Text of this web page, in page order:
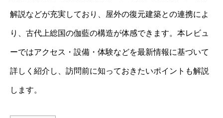
解説などが充実しており、屋外の復元建築との連携によ
り、古代上総国の伽藍の構造が体感できます。本レビュ
ーではアクセス・設備・体験などを最新情報に基づいて
詳しく紹介し、訪問前に知っておきたいポイントも解説
します。